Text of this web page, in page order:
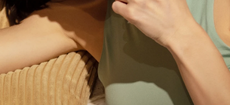
我的地址
我的訂閱
issa™ Teeth Whitening Set
FAQ™ Dual LED Panel
Türkçe
简体中文 繁體中文
發貨國家
美國 預計送達日期 8/12/26
英國 預計送達日期8/11/26